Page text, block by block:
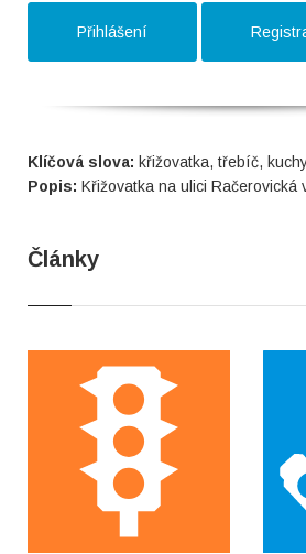
Přihlášení
Klíčová slova: křižovatka, třebíč,
Popis: Křižovatka na ulici Račerovická
Články